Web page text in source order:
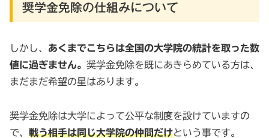
奨学金免除の仕組みについて
しかし、 あくまでこちらは全国の大学院の統計を取った数
値に過ぎません。 奨学金免除を既にあきらめている方は、
まだまだ希望の星はあります。
奨学金免除は大学によって公平な制度を設けていますの
で、 戦う相手は同じ大学院の仲間だけという事です。